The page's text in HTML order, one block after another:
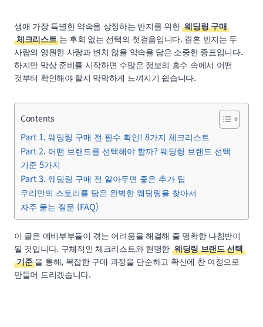
생애 가장 특별한 약속을 상징하는 반지를 위한 웨딩링 구매
체크리스트 는 후회 없는 선택의 첫걸음입니다. 결혼 반지는 두
사람의 영원한 사랑과 변치 않을 약속을 담은 소중한 증표입니다.
하지만 막상 준비를 시작하면 수많은 정보의 홍수 속에서 어떤
것부터 확인해야 할지 막막하게 느껴지기 쉽습니다.
Contents
Part 1. 웨딩링 구매 전 필수 확인! 8가지 체크리스트
Part 2. 어떤 브랜드를 선택해야 할까? 웨딩링 브랜드 선택
기준 5가지
Part 3. 웨딩링 구매 전 알아두면 좋은 추가 팁
우리만의 스토리를 담은 완벽한 웨딩링을 찾아서
자주 묻는 질문 (FAQ)
이 글은 예비부부들이 겪는 어려움을 해결해 줄 명확한 나침반이
될 것입니다. 구체적인 체크리스트와 현명한 웨딩링 브랜드 선택
기준 을 통해, 복잡한 구매 과정을 단순하고 확신에 찬 여정으로
만들어 드리겠습니다.